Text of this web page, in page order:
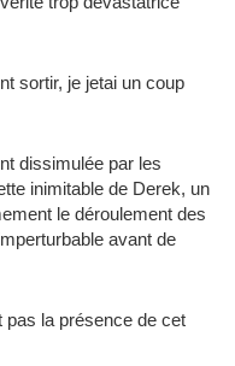
sortir, je jetai un coup
dissimulée par les
inimitable de Derek, un
le déroulement des
avant de
pas la présence de cet